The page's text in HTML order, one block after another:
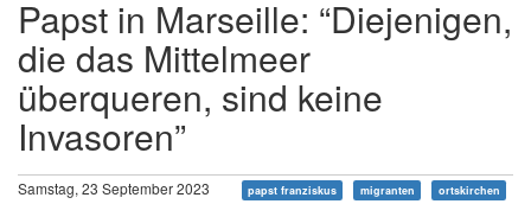
Papst in Marseille: “Diejenigen,
die das Mittelmeer
überqueren, sind keine
Invasoren”
Samstag, 23 September 2023 papst franziskus migranten ortskirchen